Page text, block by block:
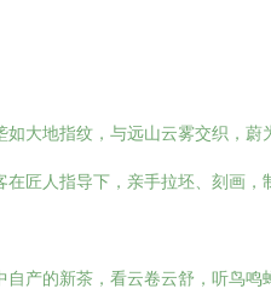
大地指纹，与远山云雾交织，蔚
匠人指导下，亲手拉坯、刻画，
产的新茶，看云卷云舒，听鸟鸣